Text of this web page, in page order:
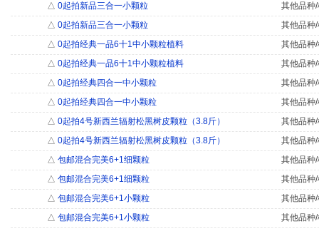
△ 0起拍新品三合一小颗粒
其他品种
△ 0起拍新品三合一小颗粒
其他品种
△ 0起拍经典一品6十1中小颗粒植料
其他品种
△ 0起拍经典一品6十1中小颗粒植料
其他品种
△ 0起拍经典四合一中小颗粒
其他品种
△ 0起拍经典四合一中小颗粒
其他品种
△ 0起拍4号新西兰辐射松黑树皮颗粒（3.8斤）
其他品种
△ 0起拍4号新西兰辐射松黑树皮颗粒（3.8斤）
其他品种
△ 包邮混合完美6+1细颗粒
其他品种
△ 包邮混合完美6+1细颗粒
其他品种
△ 包邮混合完美6+1小颗粒
其他品种
△ 包邮混合完美6+1小颗粒
其他品种